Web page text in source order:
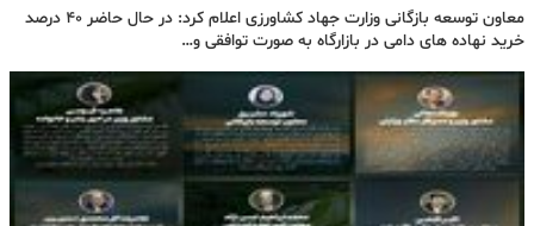
معاون توسعه بازگانی وزارت جهاد کشاورزی اعلام کرد: در حال حاضر ۴۰ درصد
خرید نهاده های دامی در بازارگاه به صورت توافقی و…